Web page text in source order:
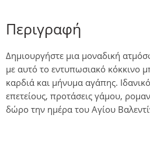
Περιγραφή
Δημιουργήστε μια μοναδική
με αυτό το εντυπωσιακό κόκκινο
καρδιά και μήνυμα αγάπης.
επετείους, προτάσεις γάμου,
δώρο την ημέρα του Αγίου